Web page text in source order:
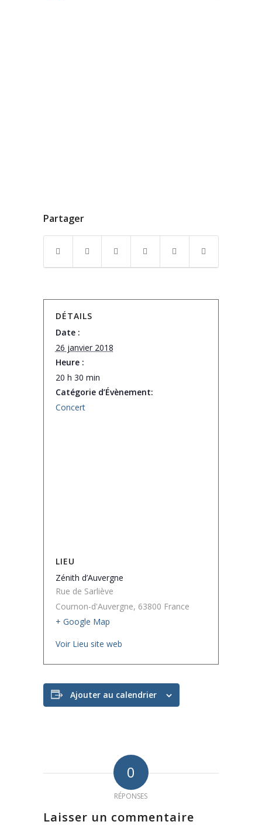
Partager
DÉTAILS
Date :
26 janvier 2018
Heure :
20 h 30 min
Catégorie d’Évènement:
Concert
LIEU
Zénith d’Auvergne
Rue de Sarliève
Cournon-d'Auvergne, 63800 France
+ Google Map
Voir Lieu site web
Ajouter au calendrier
0
RÉPONSES
Laisser un commentaire